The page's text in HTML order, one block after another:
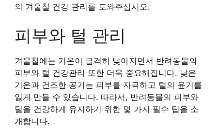
의 겨울철 건강 관리를 도와주십시오.
피부와 털 관리
겨울철에는 기온이 급격히 낮아지면서 반려동물의
피부와 털 건강관리 또한 더욱 중요해집니다. 낮은
기온과 건조한 공기는 피부를 자극하고 털의 윤기를
잃게 만들 수 있습니다. 따라서, 반려동물의 피부와
털을 건강하게 유지하기 위한 몇 가지 필수 팁을 소
개합니다.